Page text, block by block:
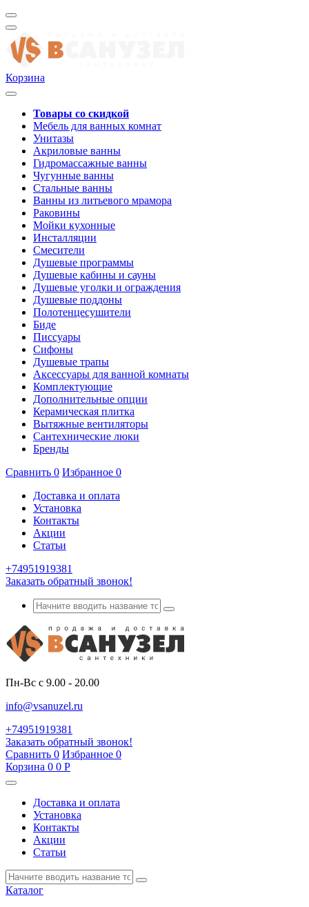
Корзина
Товары со скидкой
Мебель для ванных комнат
Унитазы
Акриловые ванны
Гидромассажные ванны
Чугунные ванны
Стальные ванны
Ванны из литьевого мрамора
Раковины
Мойки кухонные
Инсталляции
Смесители
Душевые программы
Душевые кабины и сауны
Душевые уголки и ограждения
Душевые поддоны
Полотенцесушители
Биде
Писсуары
Сифоны
Душевые трапы
Аксессуары для ванной комнаты
Комплектующие
Дополнительные опции
Керамическая плитка
Вытяжные вентиляторы
Сантехнические люки
Бренды
Сравнить 0 Избранное 0
Доставка и оплата
Установка
Контакты
Акции
Статьи
+74951919381
Заказать обратный звонок!
Пн-Вс с 9.00 - 20.00
info@vsanuzel.ru
+74951919381
Заказать обратный звонок!
Сравнить 0 Избранное 0
Корзина 0 0 Р
Доставка и оплата
Установка
Контакты
Акции
Статьи
Каталог